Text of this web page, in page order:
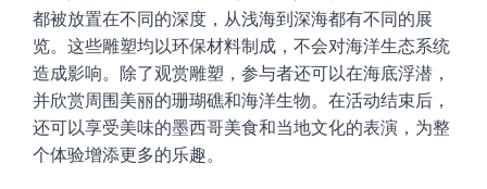
都被放置在不同的深度，从浅海到深海都有不同的展
览。这些雕塑均以环保材料制成，不会对海洋生态系统
造成影响。除了观赏雕塑，参与者还可以在海底浮潜，
并欣赏周围美丽的珊瑚礁和海洋生物。在活动结束后，
还可以享受美味的墨西哥美食和当地文化的表演，为整
个体验增添更多的乐趣。